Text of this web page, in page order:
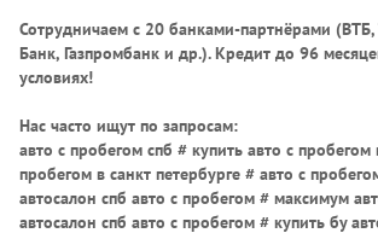
Сотрудничаем с 20 банками-партнёрами
Банк, Газпромбанк и др.). Кредит до 96
условиях!
Нас часто ищут по запросам:
авто с пробегом спб # купить авто с пробегом
пробегом в санкт петербурге # авто с
автосалон спб авто с пробегом # максимум
автосалон спб авто с пробегом # купить бу